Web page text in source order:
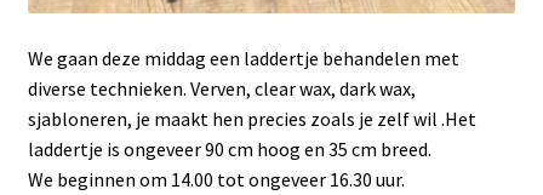
We gaan deze middag een laddertje behandelen met
diverse technieken. Verven, clear wax, dark wax,
sjabloneren, je maakt hen precies zoals je zelf wil .Het
laddertje is ongeveer 90 cm hoog en 35 cm breed.
We beginnen om 14.00 tot ongeveer 16.30 uur.